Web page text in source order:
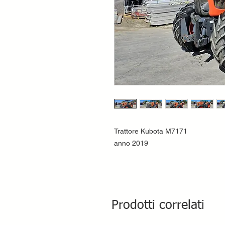
Trattore Kubota M7171
anno 2019
Prodotti correlati